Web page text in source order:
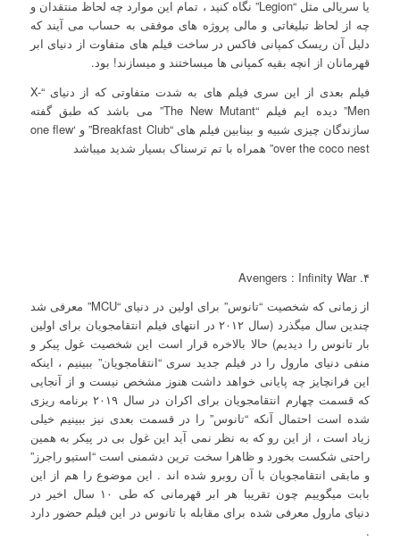
یا سریالی مثل “Legion” نگاه کنید ، تمام این موارد چه لحاظ منتقدان و
چه از لحاظ تبلیغاتی و مالی پروژه های موفقی به حساب می آیند که
دلیل آن ریسک کمپانی فاکس در ساخت فیلم های متفاوت از دنیای ابر
قهرمانان از انچه بقیه کمپانی ها میساختند و میسازند! بود.
فیلم بعدی از این سری فیلم های به شدت متفاوتی که از دنیای “X-
Men” دیده ایم فیلم “The New Mutant” می باشد که طبق گفته
سازندگان چیزی شبیه و بینابین فیلم های “Breakfast Club” و ‘one flew
over the coco nest” همراه با تم ترسناک بسیار شدید میباشد
۴. Avengers : Infinity War
از زمانی که شخصیت “تانوس” برای اولین در دنیای “MCU” معرفی شد
چندین سال میگذرد (سال ۲۰۱۲ در انتهای فیلم انتقامجویان برای اولین
بار تانوس را دیدیم) حالا بالاخره قرار است این شخصیت غول پیکر و
منفی دنیای مارول را در فیلم جدید سری “انتقامجویان” ببینیم ، اینکه
این فرانچایز چه پایانی خواهد داشت هنوز مشخص نیست و از آنجایی
که قسمت چهارم انتقامجویان برای اکران در سال ۲۰۱۹ برنامه ریزی
شده است احتمال آنکه “تانوس” را در قسمت بعدی نیز ببینیم خیلی
زیاد است ، از این رو که به نظر نمی آید این غول بی در پیکر به همین
راحتی شکست بخورد و ظاهرا سخت ترین دشمنی است “استیو راجرز”
و مابقی انتقامجویان با آن روبرو شده اند . این موضوع را هم از این
بابت میگوییم چون تقریبا هر ابر قهرمانی که طی ۱۰ سال اخیر در
دنیای مارول معرفی شده برای مقابله با تانوس در این فیلم حضور دارد
.